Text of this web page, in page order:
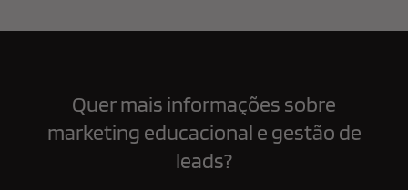
Quer mais informações sobre
marketing educacional e gestão de
leads?